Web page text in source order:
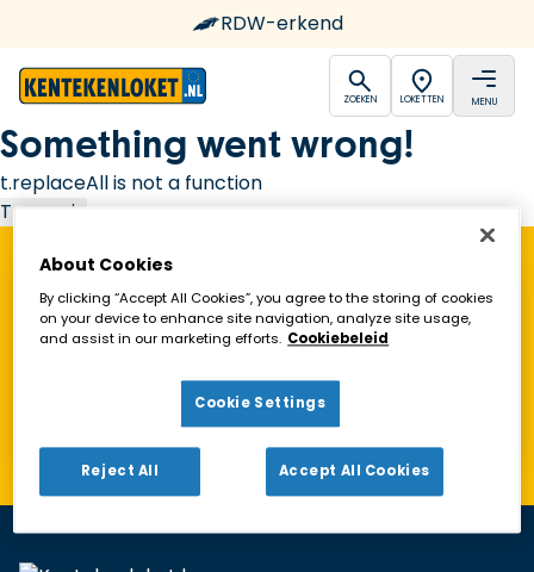
RDW-erkend
open
ZOEKEN LOKETTEN MENU
Something went wrong!
t.replaceAll is not a function
Try again
Vind een Kentekenloket in de buurt!
Toon alleen geopende loketten
About Cookies
By clicking “Accept All Cookies”, you agree to the storing of cookies
on your device to enhance site navigation, analyze site usage,
and assist in our marketing efforts. Cookiebeleid
Cookie Settings
Reject All Accept All Cookies